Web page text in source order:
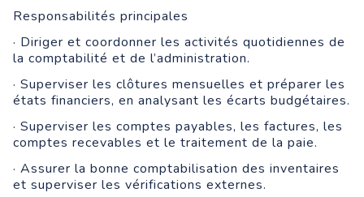
Responsabilités principales
· Diriger et coordonner les activités quotidiennes de
la comptabilité et de l’administration.
· Superviser les clôtures mensuelles et préparer les
états financiers, en analysant les écarts budgétaires.
· Superviser les comptes payables, les factures, les
comptes recevables et le traitement de la paie.
· Assurer la bonne comptabilisation des inventaires
et superviser les vérifications externes.